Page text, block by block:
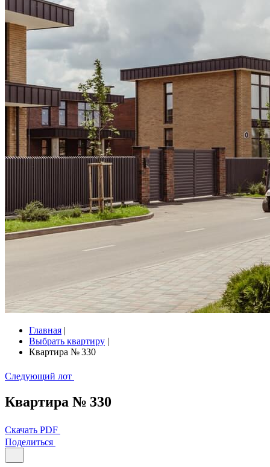
Главная |
Выбрать квартиру |
Квартира № 330
Следующий лот
Квартира № 330
Скачать PDF
Поделиться